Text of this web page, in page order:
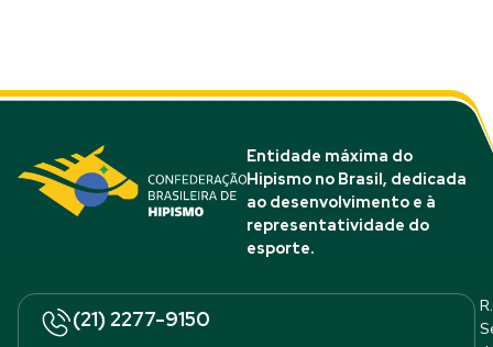
Entidade máxima do
Hipismo no Brasil, dedicada
ao desenvolvimento e à
representatividade do
esporte.
(21) 2277-9150
R.